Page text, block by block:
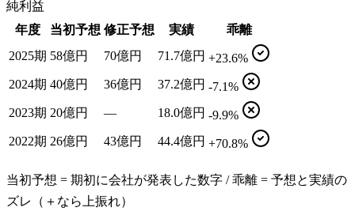
純利益
年度
当初予想 修正予想 実績
乖離
2025期 58億円 70億円 71.7億円 +23.6%
2024期 40億円 36億円 37.2億円 -7.1%
2023期 20億円 — 18.0億円 -9.9%
2022期 26億円 43億円 44.4億円 +70.8%
当初予想 = 期初に会社が発表した数字 / 乖離 = 予想と実績の
ズレ（＋なら上振れ）